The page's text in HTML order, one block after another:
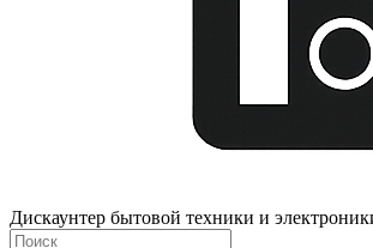
Дискаунтер бытовой техники и